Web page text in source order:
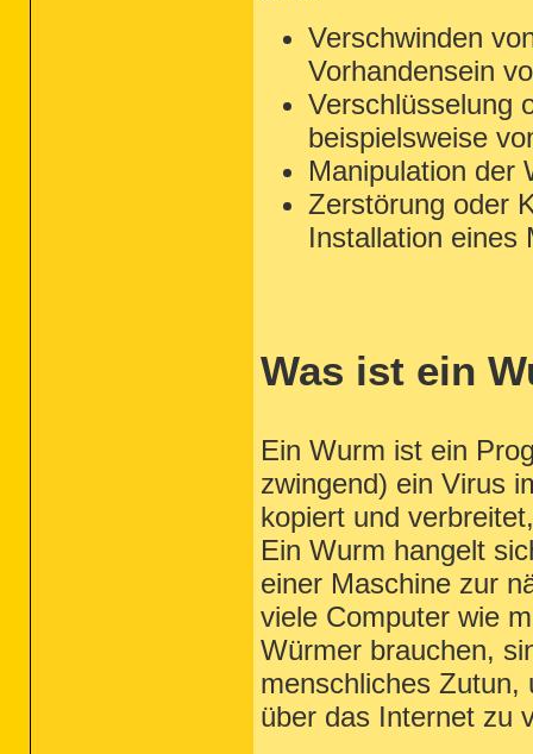
Verschwinden
Vorhandensein
Verschlüsselung
beispielsweise
Manipulation der
Zerstörung oder
Installation eines
Was ist ein
Ein Wurm ist ein
zwingend) ein Virus
kopiert und
Ein Wurm hangelt
einer Maschine zur
viele Computer wie
Würmer brauchen,
menschliches Zutun,
über das Internet zu